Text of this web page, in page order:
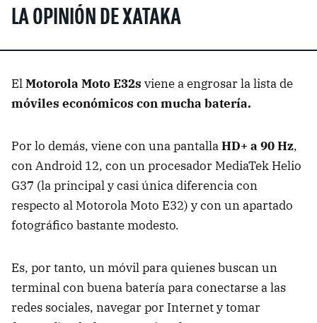
LA OPINIÓN DE XATAKA
ElMotorola Moto E32s viene a engrosar la lista de
móviles económicos con mucha batería.
Por lo demás, viene con una pantallaHD+ a 90 Hz,
con Android 12, con un procesador MediaTek Helio
G37 (la principal y casi única diferencia con
respecto al Motorola Moto E32) y con un apartado
fotográfico bastante modesto.
Es, por tanto, un móvil para quienes buscan un
terminal con buena batería para conectarse a las
redes sociales, navegar por Internet y tomar